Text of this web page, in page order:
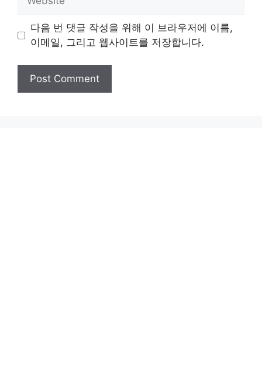
다음 번 댓글 작성을 위해 이 브라우저에 이름,
이메일, 그리고 웹사이트를 저장합니다.